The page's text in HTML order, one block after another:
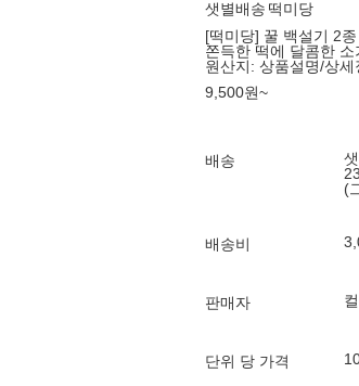
샛별배송 떡미당
[떡미당] 꿀 백설기 2
쫀득한 떡에 달콤한 소
원산지: 상품설명/상세
9,500원~
배송
(
배송비
판매자
단위 당 가격